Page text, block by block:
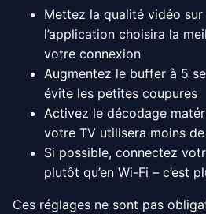
Mettez la qualité vidéo sur
l’application choisira la
votre connexion
Augmentez le buffer à 5
évite les petites coupures
Activez le décodage
votre TV utilisera moins
Si possible, connectez
plutôt qu’en Wi-Fi – c’est
Ces réglages ne sont pas